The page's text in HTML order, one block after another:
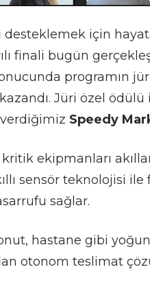
desteklemek için
finali bugün
programın
kazandı. Jüri özel
verdiğimiz Speedy
ekipmanları
sensör teknolojisi ile
sağlar.
hastane gibi
otonom teslimat